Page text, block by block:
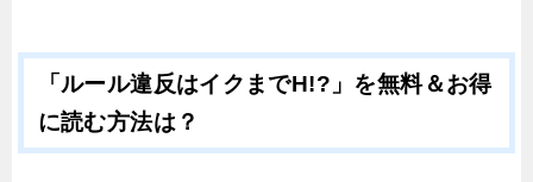
「ルール違反はイクまでH!?」を無料＆お得
に読む方法は？